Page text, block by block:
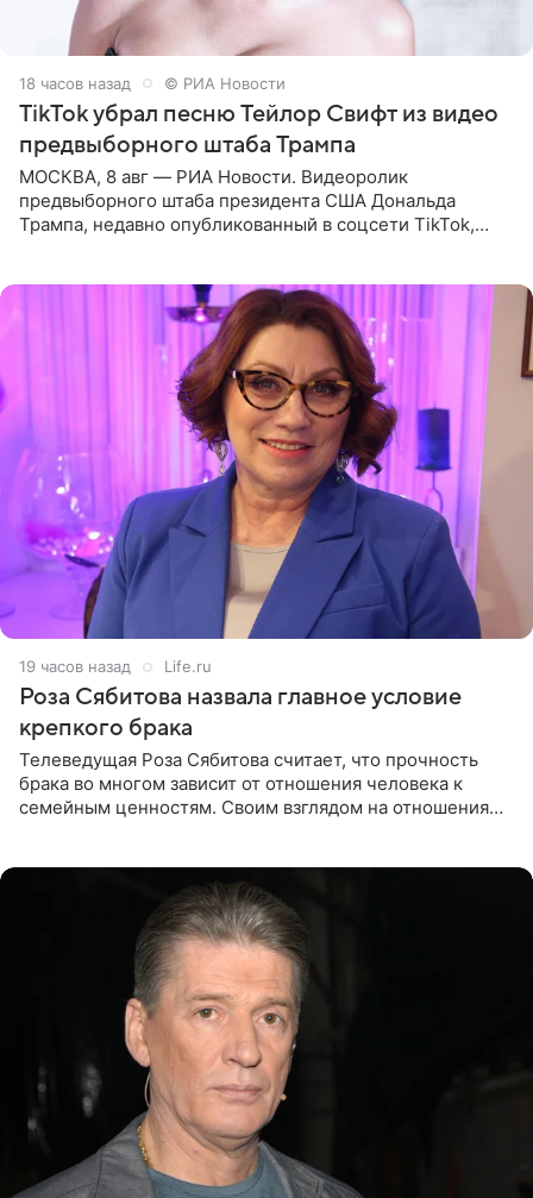
18 часов назад © РИА Новости
TikTok убрал песню Тейлор Свифт из видео
предвыборного штаба Трампа
МОСКВА, 8 авг — РИА Новости. Видеоролик
предвыборного штаба президента США Дональда
Трампа, недавно опубликованный в соцсети TikTok,
19 часов назад Life.ru
Роза Сябитова назвала главное условие
крепкого брака
Телеведущая Роза Сябитова считает, что прочность
брака во многом зависит от отношения человека к
семейным ценностям. Своим взглядом на отношения